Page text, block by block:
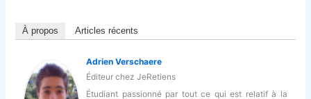
À propos Articles récents
Adrien Verschaere
Éditeur chezJeRetiens
Étudiant passionné par tout ce qui est relatif à la